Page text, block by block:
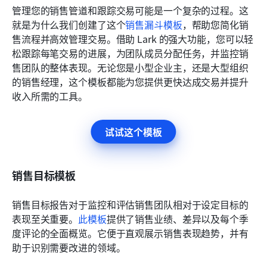
管理您的销售管道和跟踪交易可能是一个复杂的过程。这
就是为什么我们创建了这个销售漏斗模板，帮助您简化销
售流程并高效管理交易。借助 Lark 的强大功能，您可以轻
松跟踪每笔交易的进展，为团队成员分配任务，并监控销
售团队的整体表现。无论您是小型企业主，还是大型组织
的销售经理，这个模板都能为您提供更快达成交易并提升
收入所需的工具。
试试这个模板
销售目标模板
销售目标报告对于监控和评估销售团队相对于设定目标的
表现至关重要。 此模板提供了销售业绩、差异以及每个季
度评论的全面概览。它便于直观展示销售表现趋势，并有
助于识别需要改进的领域。